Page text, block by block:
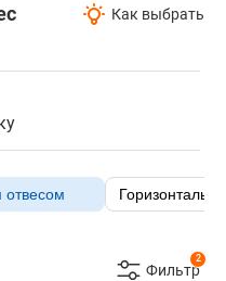
Как выбрать
отвесом
2
Фильтр